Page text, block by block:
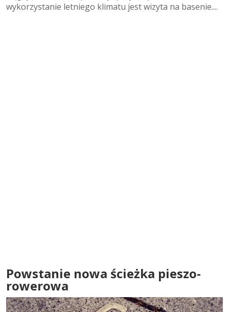
wykorzystanie letniego klimatu jest wizyta na basenie....
Powstanie nowa ścieżka pieszo-
rowerowa